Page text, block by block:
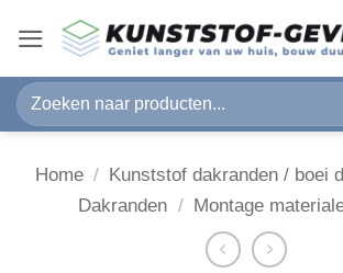
naar
inhoud
Zoeken
naar:
Home / Kunststof dakranden / boei
Dakranden / Montage